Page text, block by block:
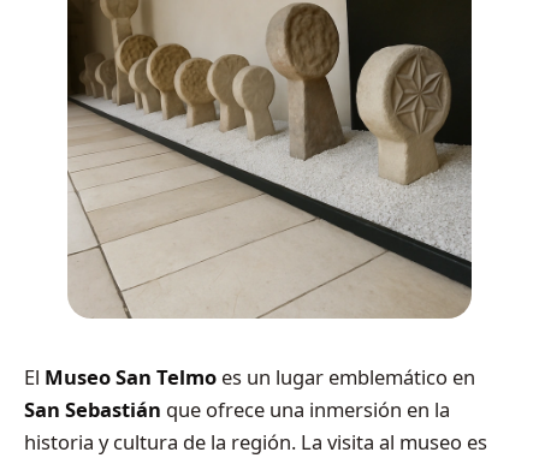
El Museo San Telmo es un lugar emblemático en
San Sebastián que ofrece una inmersión en la
historia y cultura de la región. La visita al museo es